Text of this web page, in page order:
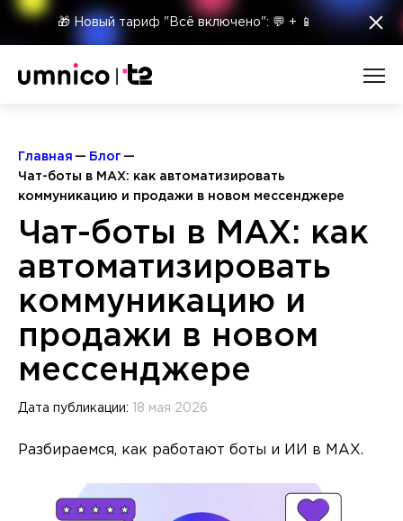
🎁 Новый тариф "Всё включено": 💬 + 📱 ×
Главная
Блог
Чат-боты в MAX: как автоматизировать
коммуникацию и продажи в новом мессенджере
Чат-боты в MAX: как
автоматизировать
коммуникацию и
продажи в новом
мессенджере
Дата публикации: 18 мая 2026
Разбираемся, как работают боты и ИИ в MAX.